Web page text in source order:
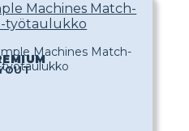
Machines Match-
-työtaulukko